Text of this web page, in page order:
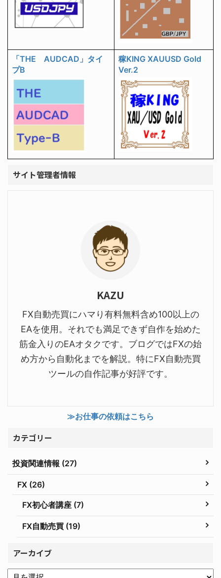
「THE AUDCAD」タイ
プB
稼KING XAUUSD Gold
Ver.2
サイト管理者情報
KAZU
FX自動売買にハマり有料無料含め100以上の
EAを使用。それでも満足できず自作を始めた
筋金入りのEAオタクです。ブログではFXの始
め方から自動化までを解説。特にFX自動売買
ツールの自作記事が好評です。
≫お仕事の依頼はこちら
カテゴリー
投資関連情報 (27)
FX (26)
FX初心者講座 (7)
FX自動売買 (19)
アーカイブ